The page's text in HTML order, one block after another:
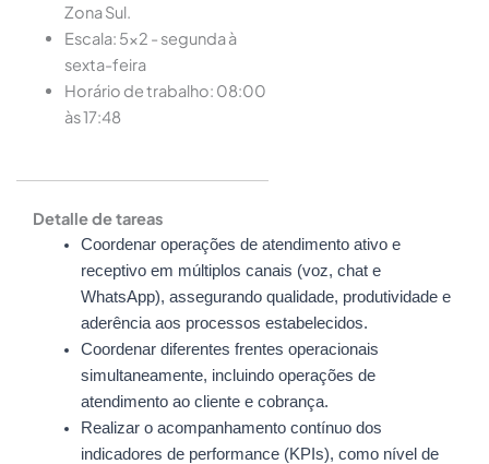
Zona Sul.
Escala: 5x2 - segunda à
sexta-feira
Horário de trabalho: 08:00
às 17:48
Detalle de tareas
Coordenar operações de atendimento ativo e
receptivo em múltiplos canais (voz, chat e
WhatsApp), assegurando qualidade, produtividade e
aderência aos processos estabelecidos.
Coordenar diferentes frentes operacionais
simultaneamente, incluindo operações de
atendimento ao cliente e cobrança.
Realizar o acompanhamento contínuo dos
indicadores de performance (KPIs), como nível de